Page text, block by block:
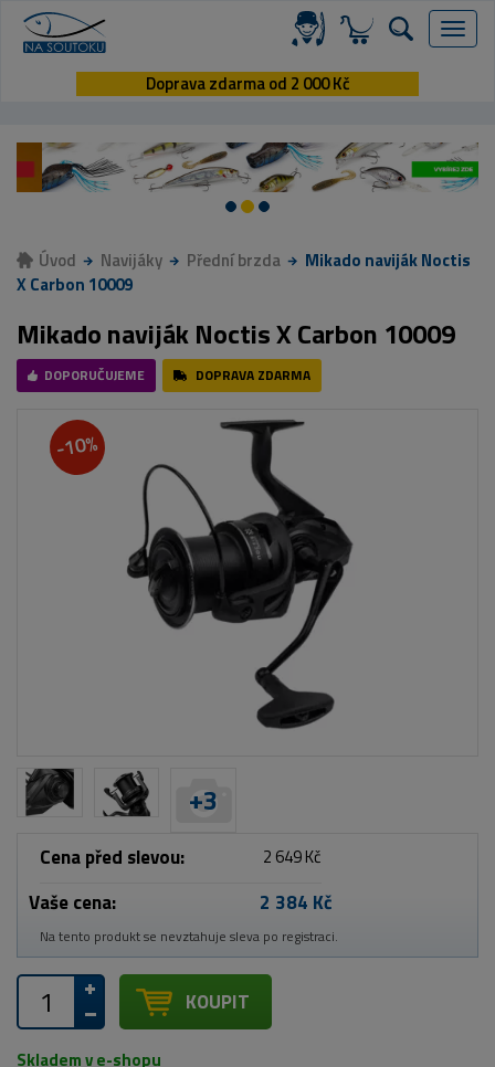
Menu
Doprava zdarma od 2 000 Kč
Úvod Navijáky Přední brzda
Mikado naviják Noctis
X Carbon 10009
Mikado naviják Noctis X Carbon 10009
DOPORUČUJEME DOPRAVA ZDARMA
-10%
+3
Cena před slevou: 2 649 Kč
Vaše cena: 2 384 Kč
Na tento produkt se nevztahuje sleva po registraci.
KOUPIT
Skladem v e-shopu